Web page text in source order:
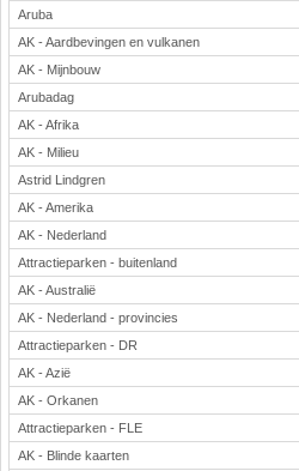
Aruba
AK - Aardbevingen en vulkanen
AK - Mijnbouw
Arubadag
AK - Afrika
AK - Milieu
Astrid Lindgren
AK - Amerika
AK - Nederland
Attractieparken - buitenland
AK - Australië
AK - Nederland - provincies
Attractieparken - DR
AK - Azië
AK - Orkanen
Attractieparken - FLE
AK - Blinde kaarten